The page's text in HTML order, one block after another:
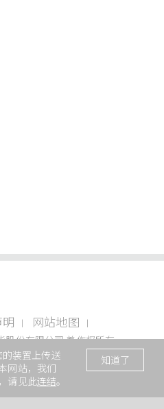
者专
栏
公司治
理
华新
人
华新生
活
华新
丽华
公司介
企业永
续概观
关注领
网站地图
股份有限公司 着作权所有
浏览/ Website registration number : 苏
知道了
装置上传送
网站，我们
请见此连结。